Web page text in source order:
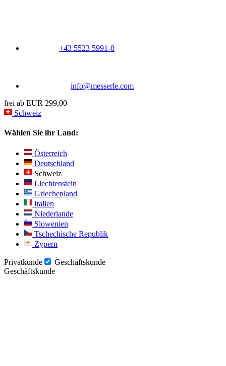
+43 5523 5991-0
info@messerle.com
frei ab EUR 299,00
Schweiz
Wählen Sie ihr Land:
Österreich
Deutschland
Schweiz
Liechtenstein
Griechenland
Italien
Niederlande
Slowenien
Tschechische Republik
Zypern
Privatkunde
Geschäftskunde
Geschäftskunde